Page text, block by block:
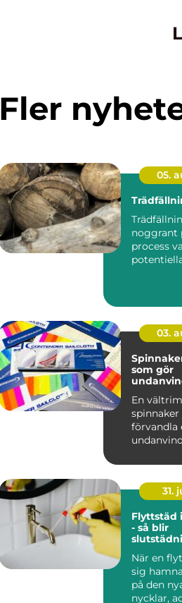
Fler
05.
noggrant
process
03.
Spinnaker
som gör
En
spinnaker
förvandla
Farten
31.
Flyttstäd
- så blir
När en
sig
på den
nycklar,